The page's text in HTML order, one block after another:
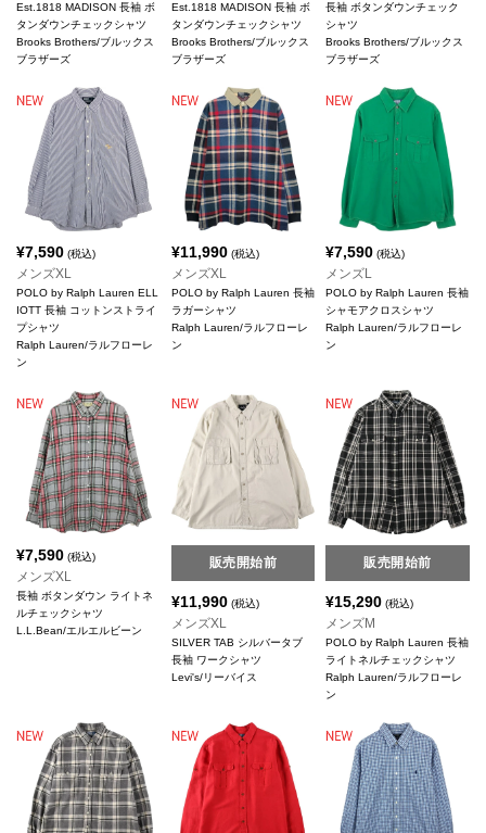
Est.1818 MADISON 長袖 ボ
タンダウンチェックシャツ
Brooks Brothers/ブルックス
ブラザーズ
Est.1818 MADISON 長袖 ボ
タンダウンチェックシャツ
Brooks Brothers/ブルックス
ブラザーズ
長袖 ボタンダウンチェック
シャツ
Brooks Brothers/ブルックス
ブラザーズ
¥7,590 (税込)
メンズXL
POLO by Ralph Lauren ELL
IOTT 長袖 コットンストライ
プシャツ
Ralph Lauren/ラルフローレ
ン
¥11,990(税込)
メンズXL
POLO by Ralph Lauren 長袖
ラガーシャツ
Ralph Lauren/ラルフローレ
ン
¥7,590 (税込)
メンズL
POLO by Ralph Lauren 長袖
シャモアクロスシャツ
Ralph Lauren/ラルフローレ
ン
¥7,590 (税込)
メンズXL
長袖 ボタンダウン ライトネ
ルチェックシャツ
L.L.Bean/エルエルビーン
販売開始前
¥11,990(税込)
メンズXL
SILVER TAB シルバータブ
長袖 ワークシャツ
Levi's/リーバイス
販売開始前
¥15,290 (税込)
メンズM
POLO by Ralph Lauren 長袖
ライトネルチェックシャツ
Ralph Lauren/ラルフローレ
ン